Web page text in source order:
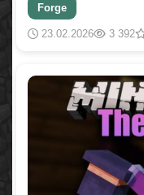
Forge
23.02.2026 3 392